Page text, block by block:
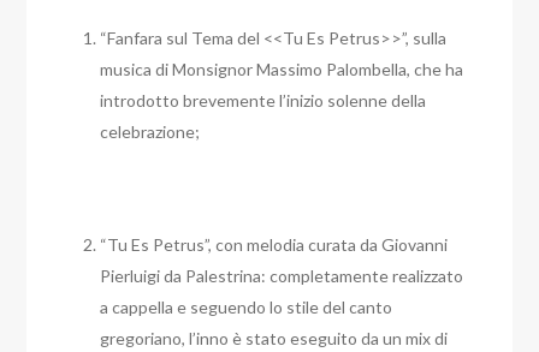
“Fanfara sul Tema del <<Tu Es Petrus>>”, sulla
musica di Monsignor Massimo Palombella, che ha
introdotto brevemente l’inizio solenne della
celebrazione;
“Tu Es Petrus”, con melodia curata da Giovanni
Pierluigi da Palestrina: completamente realizzato
a cappella e seguendo lo stile del canto
gregoriano, l’inno è stato eseguito da un mix di